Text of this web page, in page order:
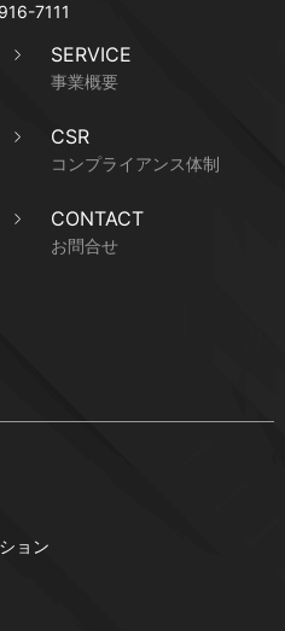
7111
SERVICE
事業概要
CSR
コンプライアンス体制
CONTACT
お問合せ
ョン